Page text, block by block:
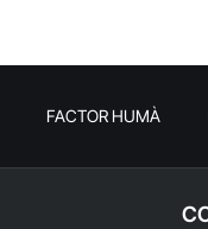
FACTOR HUMÀ